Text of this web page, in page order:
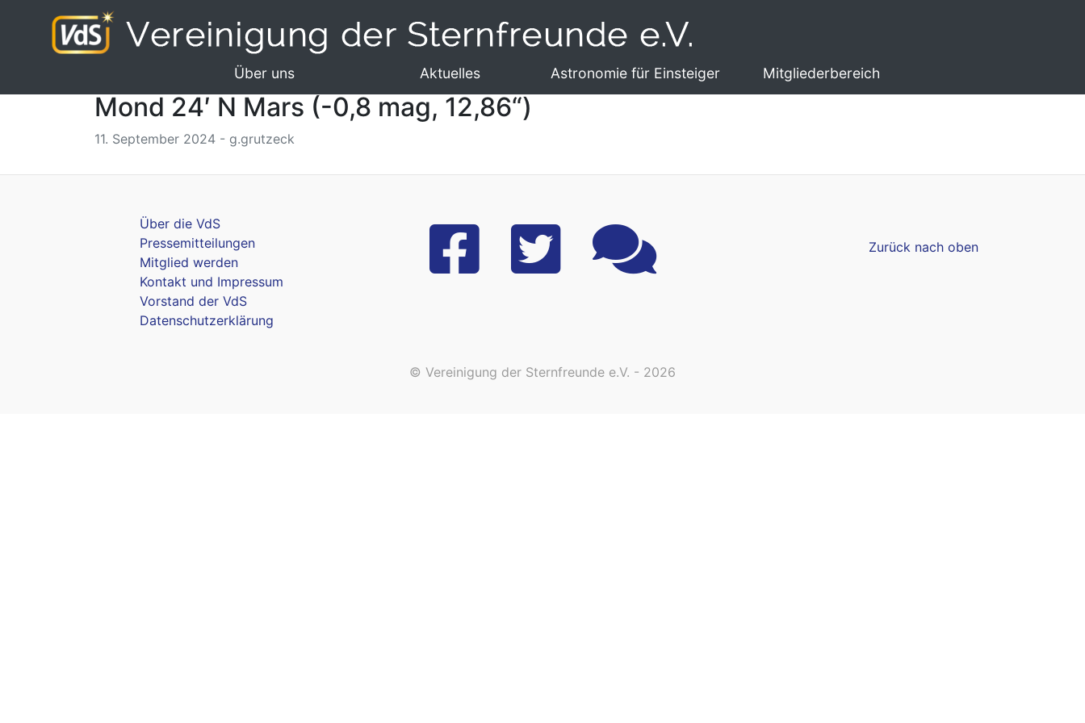
Über uns Aktuelles Astronomie für Einsteiger Mitgliederbereich
Mond 24′ N Mars (-0,8 mag, 12,86“)
11. September 2024 - g.grutzeck
Über die VdS
Pressemitteilungen
Mitglied werden
Kontakt und Impressum
Vorstand der VdS
Datenschutzerklärung
Zurück nach oben
© Vereinigung der Sternfreunde e.V. - 2026